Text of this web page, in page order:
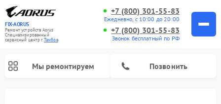
FIX-AORUS
Ремонт устройств Aorus
Специализированный
cервисный центр г.Тамбов
+7 (800) 301-55-83
Ежедневно, с 10:00 до 20:00
+7 (800) 301-55-83
Звонок бесплатный по РФ
Мы ремонтируем Позвонить